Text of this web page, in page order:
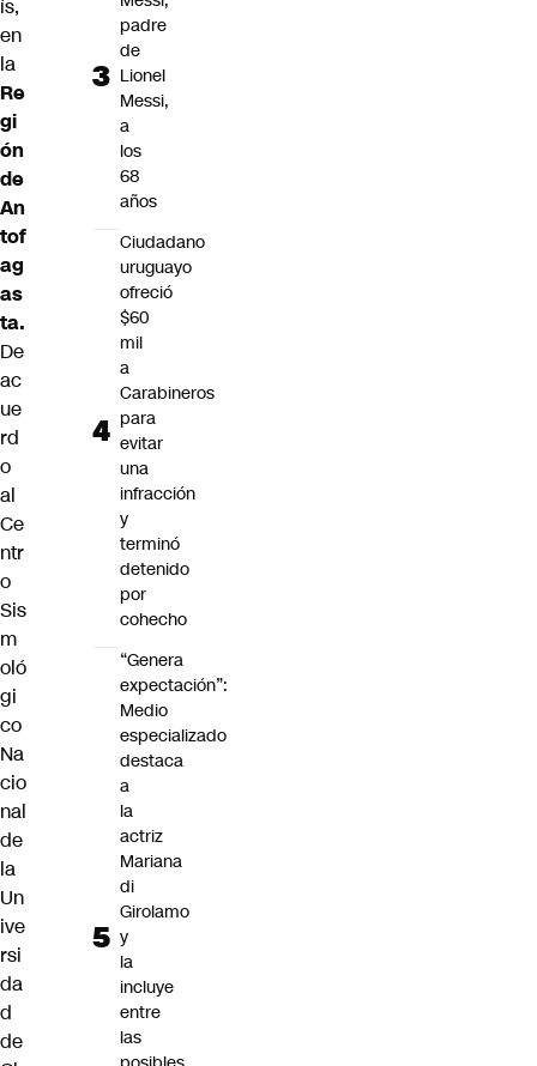
ís,
en
la
Re
gi
ón
de
An
tof
ag
as
ta.
De
ac
ue
rd
o
al
Ce
ntr
o
Sis
m
oló
gi
co
Na
cio
nal
de
la
Un
ive
rsi
da
d
de
padre
de
Lionel
Messi,
a
los
68
años
Ciudadano
uruguayo
ofreció
$60
mil
a
Carabineros
para
evitar
una
infracción
y
terminó
detenido
por
cohecho
“Genera
expectación”:
Medio
especializado
destaca
a
la
actriz
Mariana
di
Girolamo
y
la
incluye
entre
las